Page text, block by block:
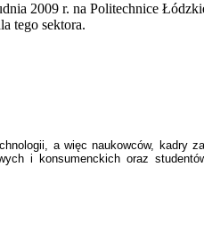
2009 r. na Politechnice
tego sektora.
a więc naukowców, kadry
i konsumenckich oraz